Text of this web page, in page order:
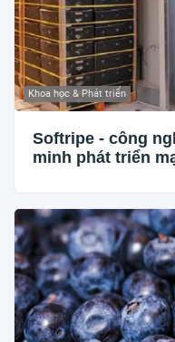
Khoa học & Phát triển
Softripe - công
minh phát triển